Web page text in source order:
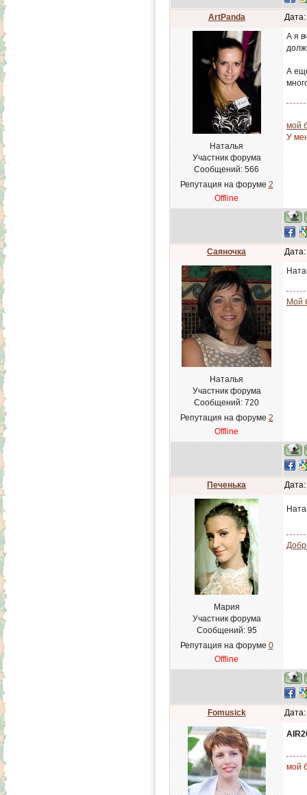
ArtPanda
Наталья
Участник форума
Сообщений: 566
Репутация на форуме 2
Offline
А я
А
мой
У
Саяночка
Наталья
Участник форума
Сообщений: 720
Репутация на форуме 2
Offline
Мой
Печенька
Мария
Участник форума
Сообщений: 95
Репутация на форуме 0
Offline
Fomusick
мой